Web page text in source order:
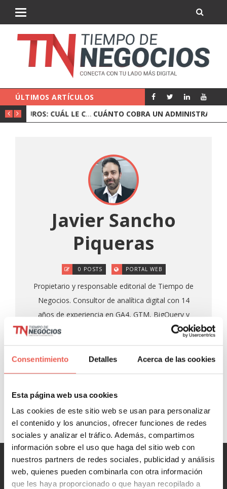
Consentimiento Detalles Acerca de las cookies
Esta página web usa cookies
Las cookies de este sitio web se usan para personalizar
el contenido y los anuncios, ofrecer funciones de redes
sociales y analizar el tráfico. Además, compartimos
información sobre el uso que haga del sitio web con
nuestros partners de redes sociales, publicidad y análisis
web, quienes pueden combinarla con otra información
que les haya proporcionado o que hayan recopilado a
ÚLTIMOS ARTÍCULOS
CORREDURÍA O AGENTE DE SEGUROS: CUÁL LE CONVIENE A UNA EMPRESA
Javier Sancho
Piqueras
0 POSTS PORTAL WEB
Propietario y responsable editorial de Tiempo de
Negocios. Consultor de analítica digital con 14
años de experiencia en GA4, GTM, BigQuery y
Looker Studio para empresas como Salvat,
Girbau, Molins o Rosa Clará, y COO Fraccional
para pymes, startups y agencias. Ingeniero
informático y fundador de Datapeek. Formador
INESDI, OBS, EAE y Tecnocampus.
MARKETING